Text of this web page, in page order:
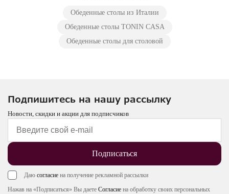
Обеденные столы из Италии
Обеденные столы TONIN CASA
Обеденные столы для столовой
Подпишитесь на нашу рассылку
Новости, скидки и акции для подписчиков
Подписаться
Даю согласие на получение рекламной рассылки
Нажав на «Подписаться» Вы даете Согласие на обработку своих персональных